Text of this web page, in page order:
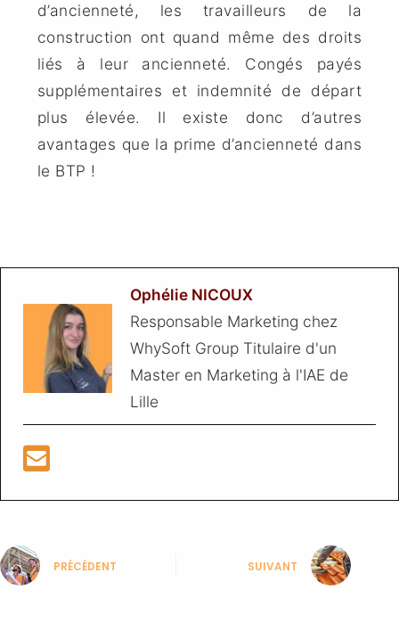
d’ancienneté, les travailleurs de la
construction ont quand même des droits
liés à leur ancienneté. Congés payés
supplémentaires et indemnité de départ
plus élevée. Il existe donc d’autres
avantages que la prime d’ancienneté dans
le BTP !
Ophélie NICOUX
Responsable Marketing chez
WhySoft Group Titulaire d'un
Master en Marketing à l'IAE de
Lille
PRÉCÉDENT SUIVANT